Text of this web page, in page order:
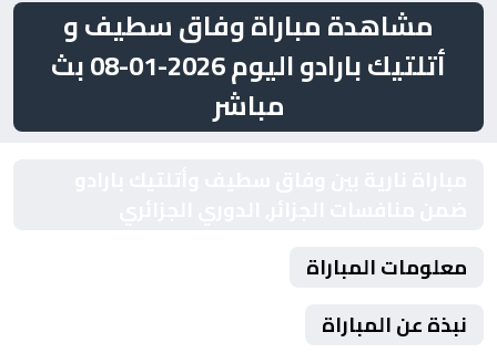
مشاهدة مباراة وفاق سطيف و
أتلتيك بارادو اليوم 2026-01-08 بث
مباشر
معلومات المباراة
نبذة عن المباراة